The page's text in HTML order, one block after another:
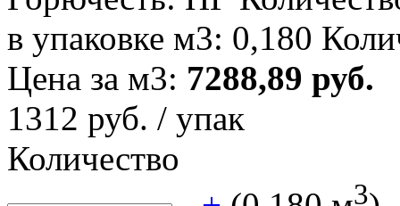
в упаковке м3: 0,180
Цена за м3: 7288,89 руб.
1312 руб. / упак
Количество
3